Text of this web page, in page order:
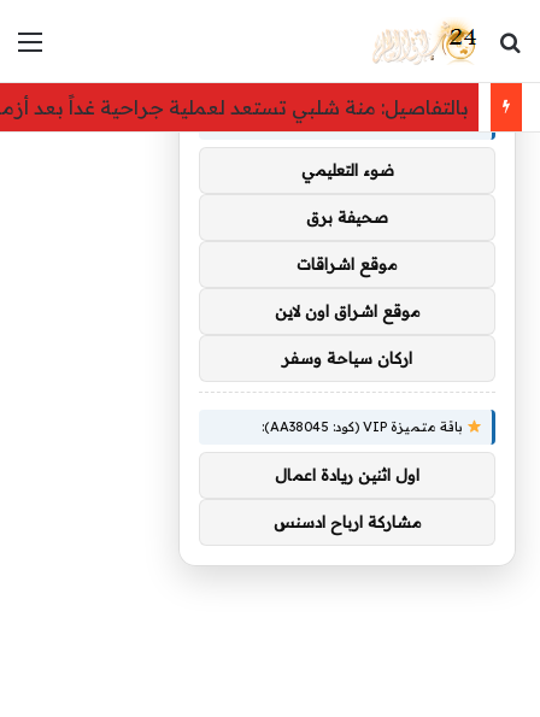
بحث عن
بالتفاصيل: منة شلبي تستعد لعملية جراحية غداً بعد
توصيات :
باقة متميزة VIP (كود: AA35872):
ضوء التعليمي
صحيفة برق
موقع اشراقات
موقع اشراق اون لاين
اركان سياحة وسفر
باقة متميزة VIP (كود: AA38045):
اول اثنين ريادة اعمال
مشاركة ارباح ادسنس